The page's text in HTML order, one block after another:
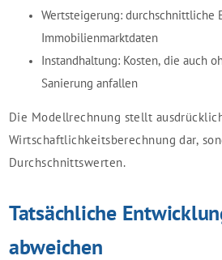
Wertsteigerung: durchschnittliche
Immobilienmarktdaten
Instandhaltung: Kosten, die auch
Sanierung anfallen
Die Modellrechnung stellt
Wirtschaftlichkeitsberechnung dar,
Durchschnittswerten.
Tatsächliche
abweichen